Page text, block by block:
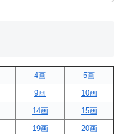
4画
5画
9画
10画
14画
15画
19画
20画